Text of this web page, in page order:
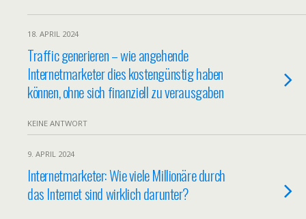
18. APRIL 2024
Traffic generieren – wie angehende
Internetmarketer dies kostengünstig haben
können, ohne sich finanziell zu verausgaben
KEINE ANTWORT
9. APRIL 2024
Internetmarketer: Wie viele Millionäre durch
das Internet sind wirklich darunter?